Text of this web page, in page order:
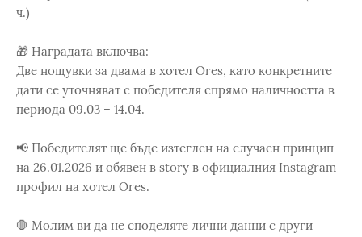
ч.)
🎁 Наградата включва:
Две нощувки за двама в хотел Ores, като конкретните
дати се уточняват с победителя спрямо наличността в
периода 09.03 – 14.04.
📢 Победителят ще бъде изтеглен на случаен принцип
на 26.01.2026 и обявен в story в официалния Instagram
профил на хотел Ores.
🛑 Молим ви да не споделяте лични данни с други